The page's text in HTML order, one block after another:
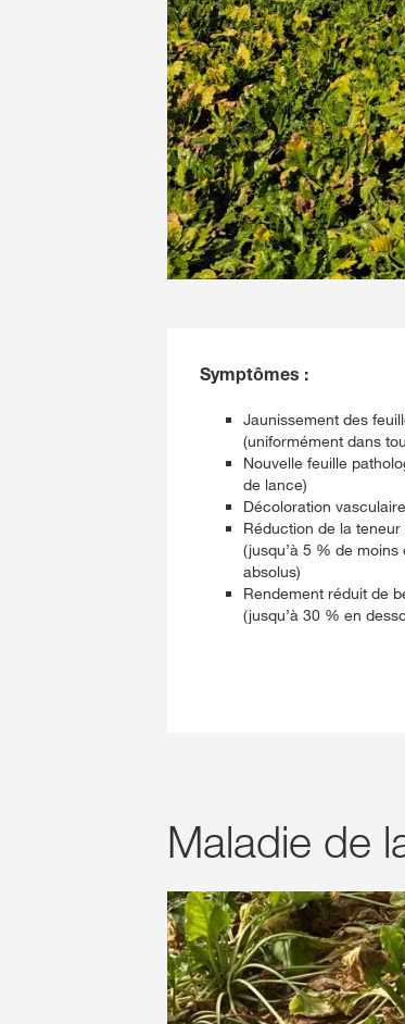
Symptômes :
Jaunissement des
(uniformément dans
Nouvelle feuille
de lance)
Décoloration
Réduction de la
(jusqu’à 5 % de moins
absolus)
Rendement réduit de
(jusqu’à 30 % en
Maladie de